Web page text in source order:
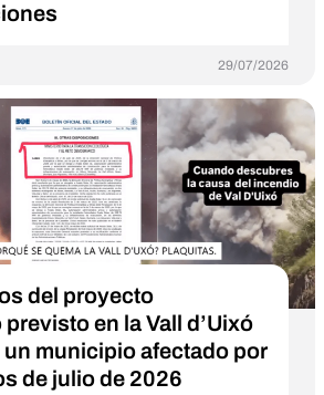
29/07/2026
del proyecto
en la Vall d’Uixó
municipio afectado por
de julio de 2026